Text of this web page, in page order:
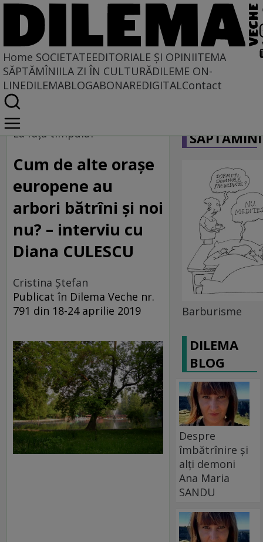
Home SOCIETATEEDITORIALE ȘI OPINIITEMA
SĂPTĂMÎNIILA ZI ÎN CULTURĂDILEME ON-
LINEDILEMABLOGABONAREDIGITALContact
Home
Societate
La faţa timpului
Cum de alte orașe
europene au
arbori bătrîni și noi
nu? – interviu cu
Diana CULESCU
Cristina Ștefan
Publicat în Dilema Veche nr.
791 din 18-24 aprilie 2019
Barburisme
DILEMA
BLOG
Despre
îmbătrînire și
alți demoni
Ana Maria
SANDU